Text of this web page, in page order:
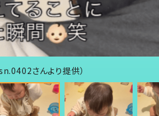
さんより提供）